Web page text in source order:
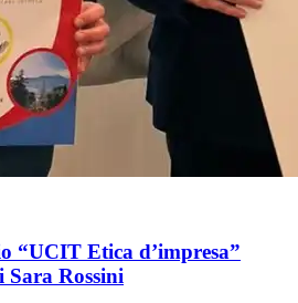
“UCIT Etica d’impresa”
Sara Rossini